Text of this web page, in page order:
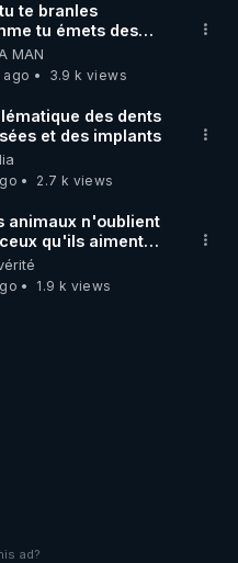
te branles
tu émets des
ont juste omis de
MAN
ago
3.9 k views
des dents
et des implants
2.7 k views
animaux n'oublient
qu'ils aiment…
1.9 k views
ad?